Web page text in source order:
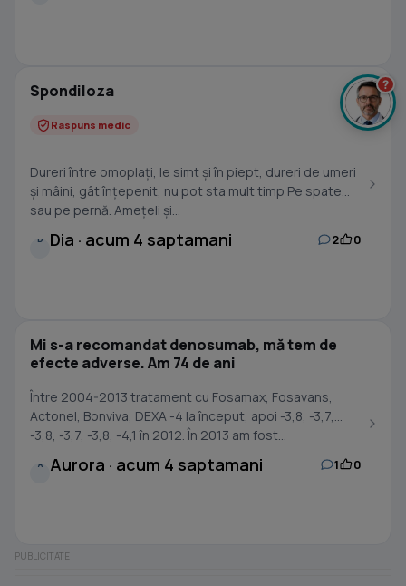
Spondiloza
Raspuns medic
Dureri între omoplați, le simt și în piept, dureri de umeri
și mâini, gât înțepenit, nu pot sta mult timp Pe spate
sau pe pernă. Amețeli și...
D Dia · acum 4 saptamani 2 0
Mi s-a recomandat denosumab, mă tem de
efecte adverse. Am 74 de ani
Între 2004-2013 tratament cu Fosamax, Fosavans,
Actonel, Bonviva, DEXA -4 la început, apoi -3,8, -3,7,
-3,8, -3,7, -3,8, -4,1 în 2012. În 2013 am fost...
A Aurora · acum 4 saptamani 1 0
?